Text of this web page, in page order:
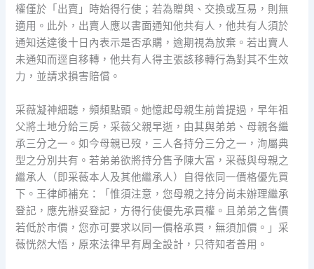
權僅於「出賣」時始得行使；若為贈與、交換或互易，則無
適用。此外，出賣人應以書面通知他共有人，他共有人須於
通知送達後十日內表示是否承購，逾期視為放棄。若出賣人
未通知而逕自移轉，他共有人得主張該移轉行為對其不生效
力，並請求損害賠償。
采薇凝神細聽，頻頻點頭。她憶起母親生前曾提過，早年祖
父將土地分給三房，采薇父親早逝，由其與弟弟、母親各繼
承三分之一。如今母親已歿，三人各持分三分之一，洵屬典
型之分別共有。若弟弟欲將持分售予陳大富，采薇與母親之
繼承人（即采薇本人及其他繼承人）自得依同一價格優先買
下。王律師補充：「惟須注意，您母親之持分尚未辦理繼承
登記，應先辦妥登記，方得行使優先承買權。且弟弟之售價
若低於市價，您亦可要求以同一價格承買，無須加價。」采
薇恍然大悟，原來法律早有周全設計，只待知者善用。